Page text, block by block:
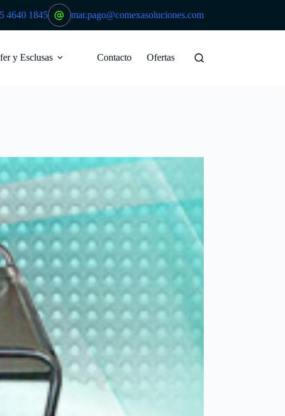
4640 1845 mar.pago@comexasoluciones.com
y Esclusas Contacto Ofertas